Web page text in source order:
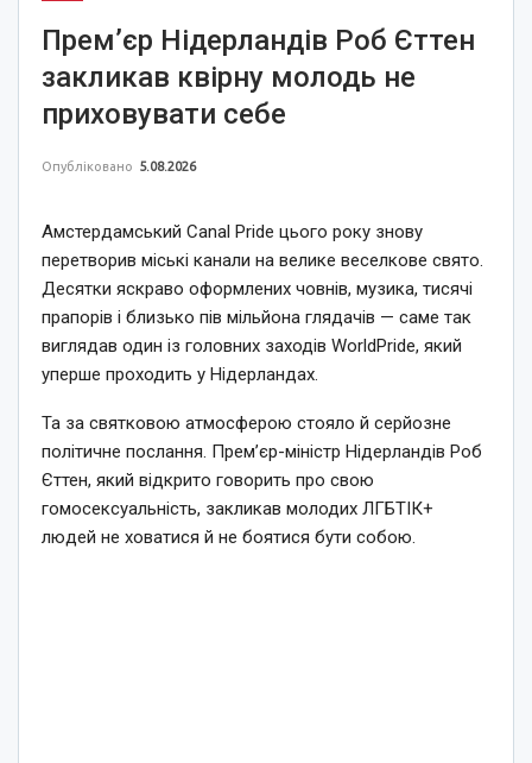
Прем’єр Нідерландів Роб Єттен
закликав квірну молодь не
приховувати себе
Опубліковано 5.08.2026
Амстердамський Canal Pride цього року знову
перетворив міські канали на велике веселкове свято.
Десятки яскраво оформлених човнів, музика, тисячі
прапорів і близько пів мільйона глядачів — саме так
виглядав один із головних заходів WorldPride, який
уперше проходить у Нідерландах.
Та за святковою атмосферою стояло й серйозне
політичне послання. Прем’єр-міністр Нідерландів Роб
Єттен, який відкрито говорить про свою
гомосексуальність, закликав молодих ЛГБТІК+
людей не ховатися й не боятися бути собою.